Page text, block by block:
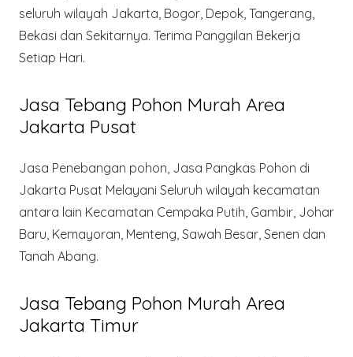
seluruh wilayah Jakarta, Bogor, Depok, Tangerang,
Bekasi dan Sekitarnya. Terima Panggilan Bekerja
Setiap Hari.
Jasa Tebang Pohon Murah Area
Jakarta Pusat
Jasa Penebangan pohon, Jasa Pangkas Pohon di
Jakarta Pusat Melayani Seluruh wilayah kecamatan
antara lain Kecamatan Cempaka Putih, Gambir, Johar
Baru, Kemayoran, Menteng, Sawah Besar, Senen dan
Tanah Abang.
Jasa Tebang Pohon Murah Area
Jakarta Timur